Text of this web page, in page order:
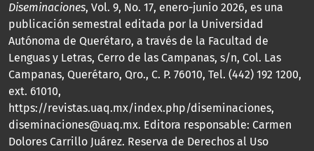
Diseminaciones, Vol. 9, No. 17, enero-junio 2026, es una
publicación semestral editada por la Universidad
Autónoma de Querétaro, a través de la Facultad de
Lenguas y Letras, Cerro de las Campanas, s/n, Col. Las
Campanas, Querétaro, Qro., C. P. 76010, Tel. (442) 192 1200,
ext. 61010,
https://revistas.uaq.mx/index.php/diseminaciones,
diseminaciones@uaq.mx. Editora responsable: Carmen
Dolores Carrillo Juárez. Reserva de Derechos al Uso